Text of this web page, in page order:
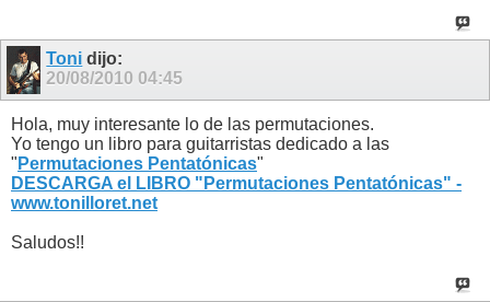
Toni dijo:
20/08/2010 04:45
Hola, muy interesante lo de las permutaciones.
Yo tengo un libro para guitarristas dedicado a las
" Permutaciones Pentatónicas"
DESCARGA el LIBRO "Permutaciones Pentatónicas" -
www.tonilloret.net
Saludos!!